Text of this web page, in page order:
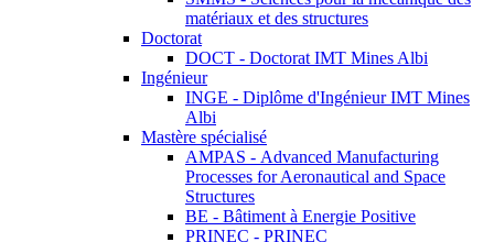
matériaux et des structures
Doctorat
DOCT - Doctorat IMT Mines Albi
Ingénieur
INGE - Diplôme d'Ingénieur IMT Mines
Albi
Mastère spécialisé
AMPAS - Advanced Manufacturing
Processes for Aeronautical and Space
Structures
BE - Bâtiment à Energie Positive
PRINEC - PRINEC